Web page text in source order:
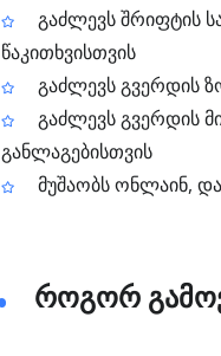
გაძლევს შრიფტის
წაკითხვისთვის
გაძლევს გვერდის
გაძლევს გვერდის
განლაგებისთვის
მუშაობს ონლაინ,
როგორ